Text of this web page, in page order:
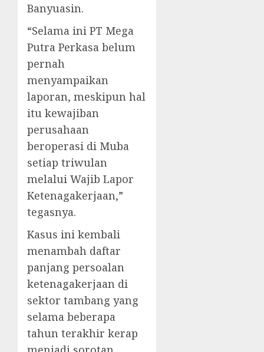
Banyuasin.
“Selama ini PT Mega
Putra Perkasa belum
pernah
menyampaikan
laporan, meskipun hal
itu kewajiban
perusahaan
beroperasi di Muba
setiap triwulan
melalui Wajib Lapor
Ketenagakerjaan,”
tegasnya.
Kasus ini kembali
menambah daftar
panjang persoalan
ketenagakerjaan di
sektor tambang yang
selama beberapa
tahun terakhir kerap